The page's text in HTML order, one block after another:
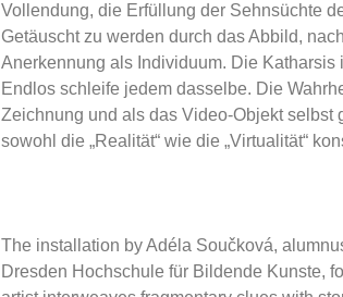
Vollendung, die Erfüllung der Sehnsüchte
Getäuscht zu werden durch das Abbild,
Anerkennung als Individuum. Die
Endlos schleife jedem dasselbe. Die
Zeichnung und als das Video-Objekt selbst
sowohl die „Realität“ wie die „Virtualität“
The installation by Adéla Součková,
Dresden Hochschule für Bildende Kunste,